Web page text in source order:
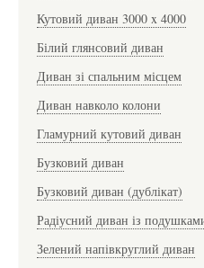
Кутовий диван 3000 x 4000
Білий глянсовий диван
Диван зі спальним місцем
Диван навколо колони
Гламурний кутовий диван
Бузковий диван
Бузковий диван (дублікат)
Радіусний диван із
Зелений напівкруглий диван